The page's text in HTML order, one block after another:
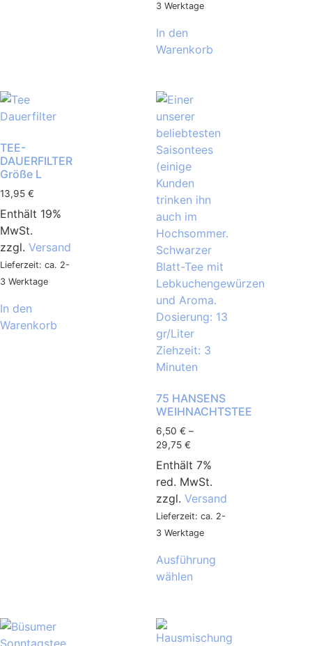
3 Werktage
In den
Warenkorb
TEE-
DAUERFILTER
Größe L
13,95 €
Enthält 19%
MwSt.
zzgl. Versand
Lieferzeit: ca. 2-
3 Werktage
In den
Warenkorb
75 HANSENS
WEIHNACHTSTEE
6,50 € –
29,75 €
Enthält 7%
red. MwSt.
zzgl. Versand
Lieferzeit: ca. 2-
3 Werktage
Ausführung
wählen